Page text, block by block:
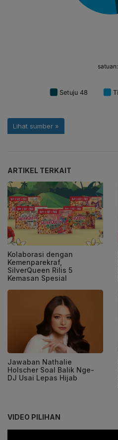
ARTIKEL TERKAIT
Kolaborasi dengan
Kemenparekraf,
SilverQueen Rilis 5
Kemasan Spesial
Jawaban Nathalie
Holscher Soal Balik Nge-
DJ Usai Lepas Hijab
VIDEO PILIHAN